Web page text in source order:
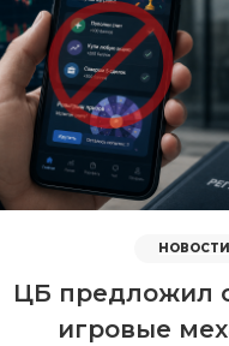
НОВОСТИ
ЦБ предложил
игровые